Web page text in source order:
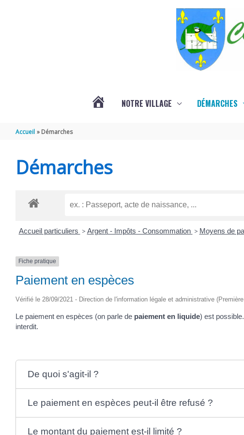
NOTRE VILLAGE DÉMARCHES
Accueil Démarches
Démarches
Accueil particuliers > Argent - Impôts - Consommation > Moyens de
Fiche pratique
Paiement en espèces
Vérifié le 28/09/2021 - Direction de l'information légale et administrative
Le paiement en espèces (on parle de paiement en liquide) est
interdit.
De quoi s'agit-il ?
Le paiement en espèces peut-il être refusé ?
Le montant du paiement est-il limité ?